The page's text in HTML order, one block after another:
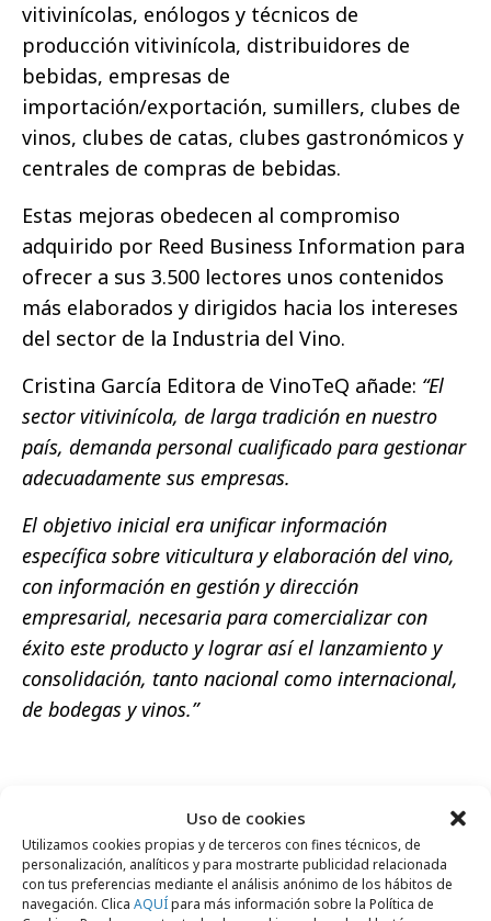
Uso de cookies
Utilizamos cookies propias y de terceros con fines técnicos, de
personalización, analíticos y para mostrarte publicidad relacionada
con tus preferencias mediante el análisis anónimo de los hábitos de
navegación. Clica AQUÍpara más información sobre la Política de
vitivinícolas, enólogos y técnicos de
producción vitivinícola, distribuidores de
bebidas, empresas de
importación/exportación, sumillers, clubes de
vinos, clubes de catas, clubes gastronómicos y
centrales de compras de bebidas.
Estas mejoras obedecen al compromiso
adquirido por Reed Business Information para
ofrecer a sus 3.500 lectores unos contenidos
más elaborados y dirigidos hacia los intereses
del sector de la Industria del Vino.
Cristina García Editora de VinoTeQ añade: “El
sector vitivinícola, de larga tradición en nuestro
país, demanda personal cualificado para gestionar
adecuadamente sus empresas.
El objetivo inicial era unificar información
específica sobre viticultura y elaboración del vino,
con información en gestión y dirección
empresarial, necesaria para comercializar con
éxito este producto y lograr así el lanzamiento y
consolidación, tanto nacional como internacional,
de bodegas y vinos.”
Comparte